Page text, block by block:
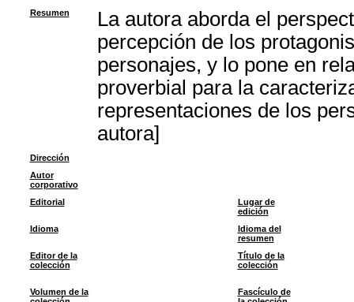
Resumen
La autora aborda el
percepción de los
personajes, y lo pone en
proverbial para la
representaciones de los
autora]
Dirección
Autor
corporativo
Editorial
Lugar de
edición
Idioma
Idioma del
resumen
Editor de la
colección
Título de la
colección
Volumen de la
Fascículo de